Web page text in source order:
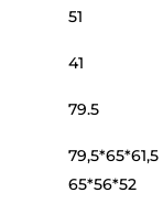
51
41
79.5
79,5*65*61,5
65*56*52